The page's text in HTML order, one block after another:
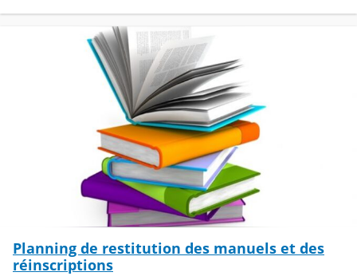
Planning de restitution des manuels et des
réinscriptions